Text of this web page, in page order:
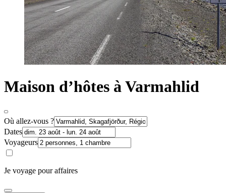
Maison d’hôtes à Varmahlid
Où allez-vous ?
Dates
Voyageurs
Je voyage pour affaires